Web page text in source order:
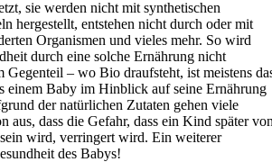
sie werden nicht mit synthetischen
hergestellt, entstehen nicht durch oder mit
Organismen und vieles mehr. So wird
durch eine solche Ernährung nicht
Gegenteil – wo Bio draufsteht, ist meistens
einem Baby im Hinblick auf seine Ernährung
der natürlichen Zutaten gehen viele
aus, dass die Gefahr, dass ein Kind später
wird, verringert wird. Ein weiterer
des Babys!